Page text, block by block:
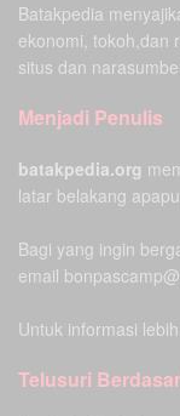
Batakpedia
ekonomi, tokoh,dan
situs dan
Menjadi Penulis
batakpedia.org
latar belakang
Bagi yang ingin
email
Untuk informasi
Telusuri